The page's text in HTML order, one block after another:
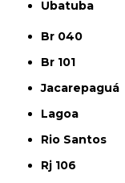
Ubatuba
Br 040
Br 101
Jacarepaguá
Lagoa
Rio Santos
Rj 106